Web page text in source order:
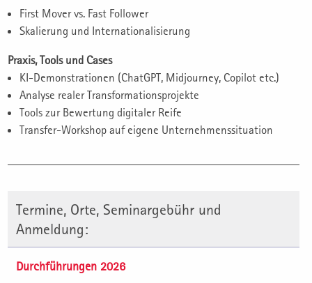
First Mover vs. Fast Follower
Skalierung und Internationalisierung
Praxis, Tools und Cases
KI-Demonstrationen (ChatGPT, Midjourney, Copilot etc.)
Analyse realer Transformationsprojekte
Tools zur Bewertung digitaler Reife
Transfer-Workshop auf eigene Unternehmenssituation
Termine, Orte, Seminargebühr und
Anmeldung:
Durchführungen 2026